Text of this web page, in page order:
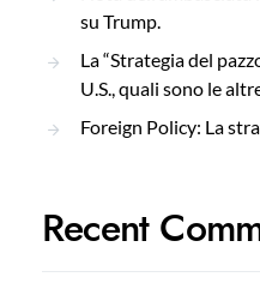
su Trump.
La “Strategia del
U.S., quali sono le
Foreign Policy: La
Recent